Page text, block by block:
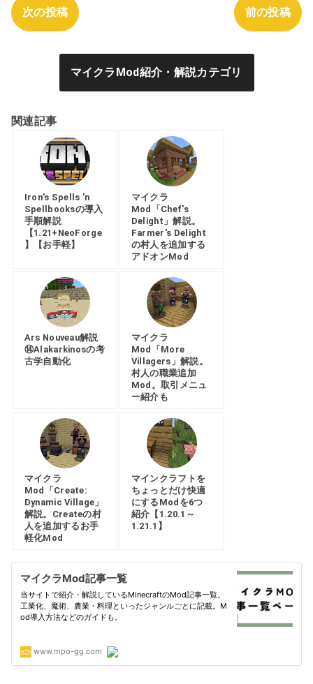
次の投稿 前の投稿
マイクラMod紹介・解説カテゴリ
関連記事
Iron's Spells 'n
Spellbooksの導入
手順解説
【1.21+NeoForge
】【お手軽】
マイクラ
Mod「Chef's
Delight」解説。
Farmer's Delight
の村人を追加する
アドオンMod
Ars Nouveau解説
⑭Alakarkinosの考
古学自動化
マイクラ
Mod「More
Villagers」解説。
村人の職業追加
Mod。取引メニュ
ー紹介も
マイクラ
Mod「Create:
Dynamic Village」
解説。Createの村
人を追加するお手
軽化Mod
マインクラフトを
ちょっとだけ快適
にするModを6つ
紹介【1.20.1～
1.21.1】